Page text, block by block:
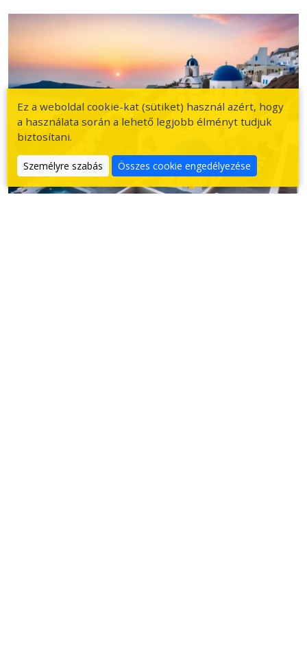
Ez a weboldal cookie-kat (sütiket) használ azért, hogy
a használata során a lehető legjobb élményt tudjuk
biztosítani.
Személyre szabás Összes cookie engedélyezése